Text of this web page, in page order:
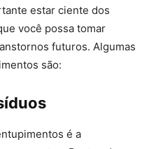
estar ciente dos
você possa tomar
futuros. Algumas
são:
é a